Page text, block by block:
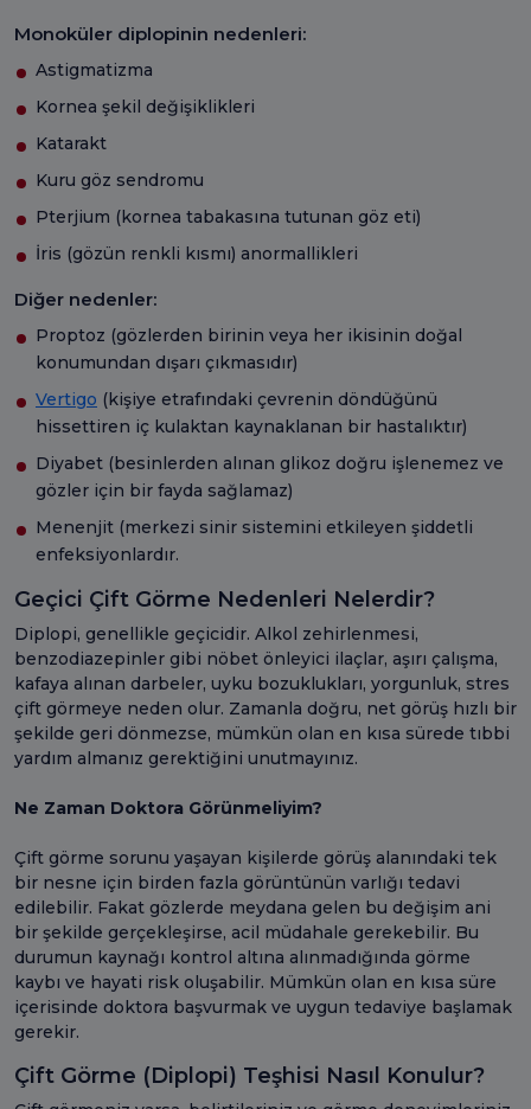
Monoküler diplopinin nedenleri:
Astigmatizma
Kornea şekil değişiklikleri
Katarakt
Kuru göz sendromu
Pterjium (kornea tabakasına tutunan göz eti)
İris (gözün renkli kısmı) anormallikleri
Diğer nedenler:
Proptoz (gözlerden birinin veya her ikisinin doğal
konumundan dışarı çıkmasıdır)
Vertigo (kişiye etrafındaki çevrenin döndüğünü
hissettiren iç kulaktan kaynaklanan bir hastalıktır)
Diyabet (besinlerden alınan glikoz doğru işlenemez ve
gözler için bir fayda sağlamaz)
Menenjit (merkezi sinir sistemini etkileyen şiddetli
enfeksiyonlardır.
Geçici Çift Görme Nedenleri Nelerdir?
Diplopi, genellikle geçicidir. Alkol zehirlenmesi,
benzodiazepinler gibi nöbet önleyici ilaçlar, aşırı çalışma,
kafaya alınan darbeler, uyku bozuklukları, yorgunluk, stres
çift görmeye neden olur. Zamanla doğru, net görüş hızlı bir
şekilde geri dönmezse, mümkün olan en kısa sürede tıbbi
yardım almanız gerektiğini unutmayınız.
Ne Zaman Doktora Görünmeliyim?
Çift görme sorunu yaşayan kişilerde görüş alanındaki tek
bir nesne için birden fazla görüntünün varlığı tedavi
edilebilir. Fakat gözlerde meydana gelen bu değişim ani
bir şekilde gerçekleşirse, acil müdahale gerekebilir. Bu
durumun kaynağı kontrol altına alınmadığında görme
kaybı ve hayati risk oluşabilir. Mümkün olan en kısa süre
içerisinde doktora başvurmak ve uygun tedaviye başlamak
gerekir.
Çift Görme (Diplopi) Teşhisi Nasıl Konulur?